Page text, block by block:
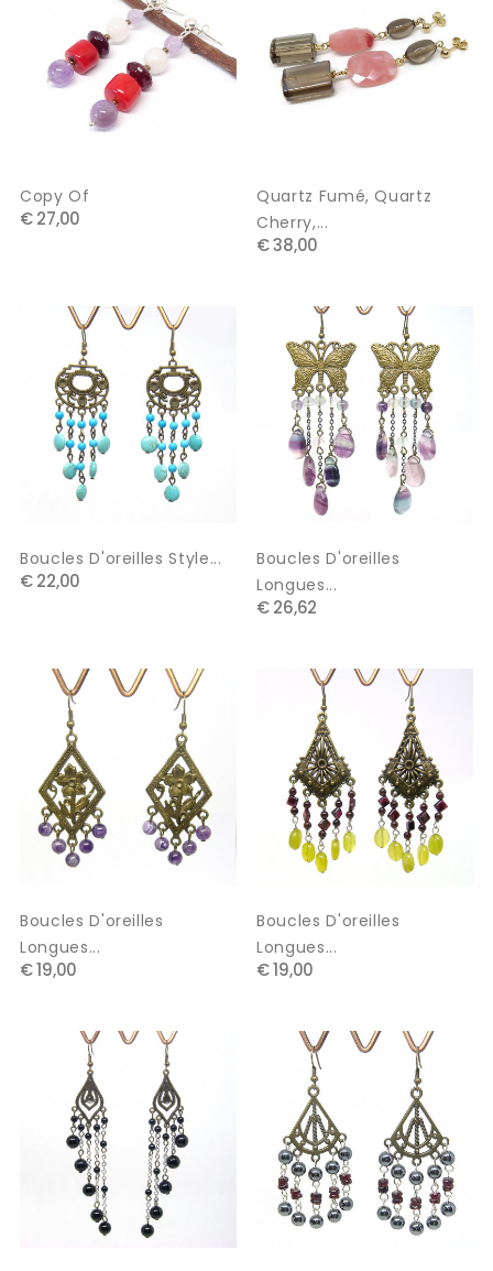
Copy Of
€ 27,00
Quartz Fumé, Quartz
Cherry,...
€ 38,00
Boucles D'oreilles Style...
€ 22,00
Boucles D'oreilles
Longues...
€ 26,62
Boucles D'oreilles
Longues...
€ 19,00
Boucles D'oreilles
Longues...
€ 19,00